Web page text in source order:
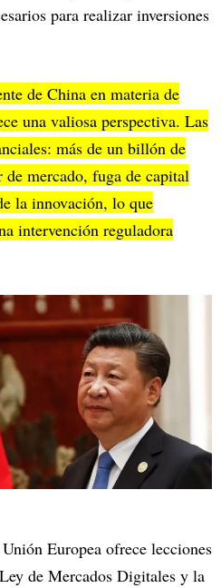
para realizar inversiones
de China en materia de
una valiosa perspectiva. Las
más de un billón de
mercado, fuga de capital
la innovación, lo que
intervención reguladora
Europea ofrece lecciones
de Mercados Digitales y la